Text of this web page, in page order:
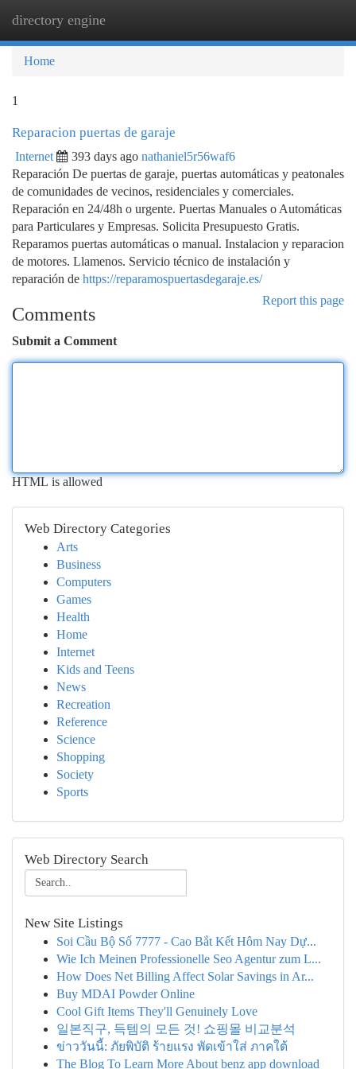
directory engine
Home
1
Reparacion puertas de garaje
Internet 393 days ago nathaniel5r56waf6
Reparación De puertas de garaje, puertas automáticas y peatonales
de comunidades de vecinos, residenciales y comerciales.
Reparación en 24/48h o urgente. Puertas Manuales o Automáticas
para Particulares y Empresas. Solicita Presupuesto Gratis.
Reparamos puertas automáticas o manual. Instalacion y reparacion
de motores. Llamenos. Servicio técnico de instalación y
reparación de https://reparamospuertasdegaraje.es/
Report this page
Comments
Submit a Comment
HTML is allowed
Web Directory Categories
Arts
Business
Computers
Games
Health
Home
Internet
Kids and Teens
News
Recreation
Reference
Science
Shopping
Society
Sports
Web Directory Search
New Site Listings
Soi Cầu Bộ Số 7777 - Cao Bắt Kết Hôm Nay Dự...
Wie Ich Meinen Professionelle Seo Agentur zum L...
How Does Net Billing Affect Solar Savings in Ar...
Buy MDAI Powder Online
Cool Gift Items They'll Genuinely Love
일본직구, 득템의 모든 것! 쇼핑몰 비교분석
ข่าววันนี้: ภัยพิบัติ ร้ายแรง พัดเข้าใส่ ภาคใต้
The Blog To Learn More About benz app download